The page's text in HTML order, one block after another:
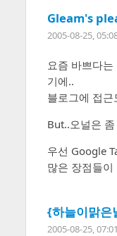
Gleam's
2005-08-25,
요즘 바쁘다
기에..
블로그에 접
But..오널은
우선 Google
많은 장점들
{하늘이맑은
2005-08-25, 07:01